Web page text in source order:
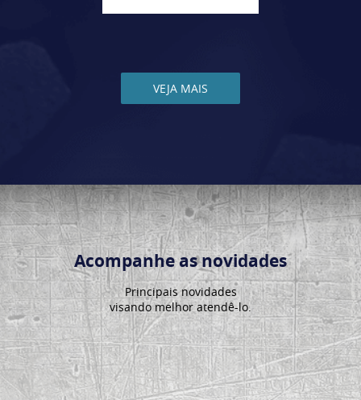
VEJA MAIS
Acompanhe as novidades
Principais novidades
visando melhor atendê-lo.